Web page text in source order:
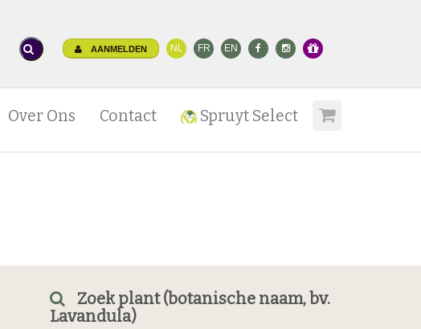
AANMELDEN NL FR EN
Over Ons Contact Spruyt Select
Zoek plant (botanische naam, bv.
Lavandula)